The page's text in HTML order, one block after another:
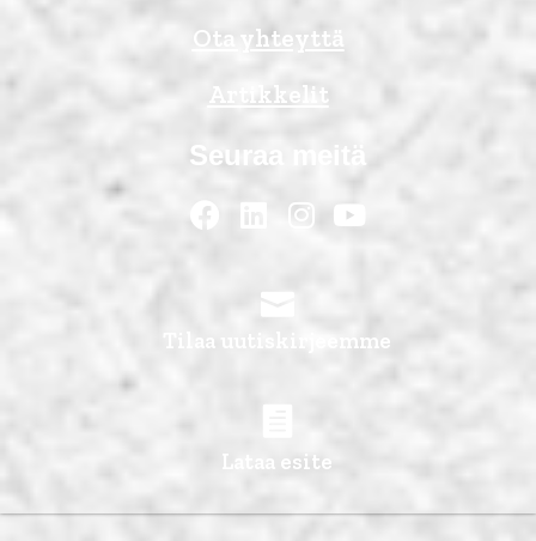
Ota yhteyttä
Artikkelit
Seuraa meitä
Tilaa uutiskirjeemme
Lataa esite